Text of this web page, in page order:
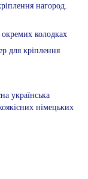
нагород.
колодках
для кріплення
українська
німецьких